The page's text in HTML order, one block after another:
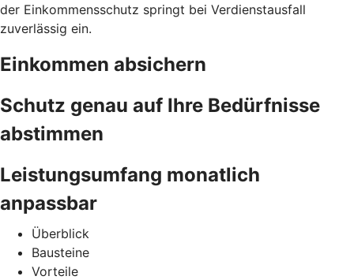
der Einkommensschutz springt bei Verdienstausfall
zuverlässig ein.
Einkommen absichern
Schutz genau auf Ihre Bedürfnisse
abstimmen
Leistungsumfang monatlich
anpassbar
Überblick
Bausteine
Vorteile